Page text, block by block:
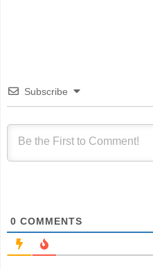
Subscribe
0 COMMENTS